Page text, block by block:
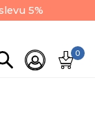
5%
0